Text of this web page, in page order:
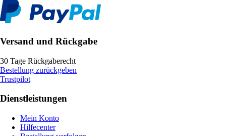
Versand und Rückgabe
30 Tage Rückgaberecht
Bestellung zurückgeben
Trustpilot
Dienstleistungen
Mein Konto
Hilfecenter